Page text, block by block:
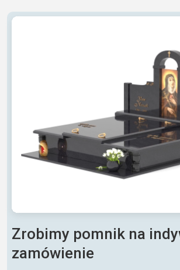
Zrobimy pomnik na
zamówienie